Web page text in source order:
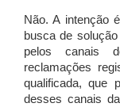
Não. A intenção
busca de
pelos canais
reclamações
qualificada, que
desses canais